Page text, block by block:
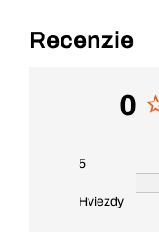
Recenzie
0
5
Hviezdy